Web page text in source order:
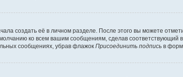
создать её в личном разделе. После этого вы можете
ко всем вашим сообщениям, сделав
сообщениях, убрав флажок Присоединить подпись в